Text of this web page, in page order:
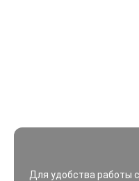
Для удобства работы